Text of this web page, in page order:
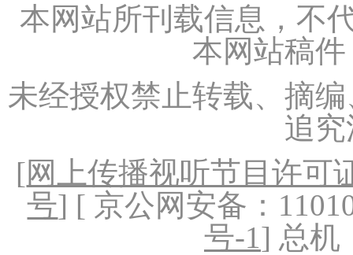
本网站所刊载信息，不
本网站稿
未经授权禁止转载、摘
追
[网上传播视听节目许可
号] [ 京公网安备：
号-1] 总机